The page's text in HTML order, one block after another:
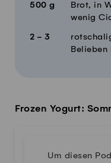
500 g
Brot, in
wenig
2 - 3
Frozen Yogurt:
Um diesen